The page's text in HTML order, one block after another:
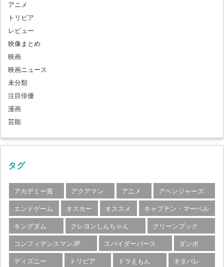
アニメ
トリビア
レビュー
映像まとめ
映画
映画ニュース
未分類
注目俳優
漫画
芸能
タグ
アカデミー賞 アクアマン アニメ
アベンジャーズ
エンドゲーム
オスカー オススメ
キャプテン・マーベル
キングダム
クレヨンしんちゃん
グリーンブック
コンフィデンスマンJP
スパイダーバース
ダンボ
ディズニー
トリビア ドラえもん
ネタバレ